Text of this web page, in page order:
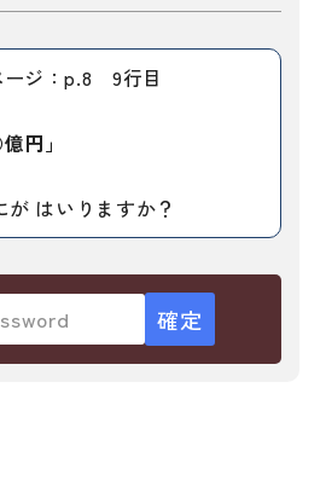
について
いて
修生向け
ージ：p.8 9行目
円」
はいりますか？